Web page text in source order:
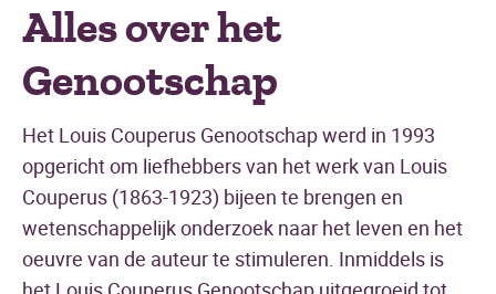
Alles over het
Genootschap
Het Louis Couperus Genootschap werd in 1993
opgericht om liefhebbers van het werk van Louis
Couperus (1863-1923) bijeen te brengen en
wetenschappelijk onderzoek naar het leven en het
oeuvre van de auteur te stimuleren. Inmiddels is